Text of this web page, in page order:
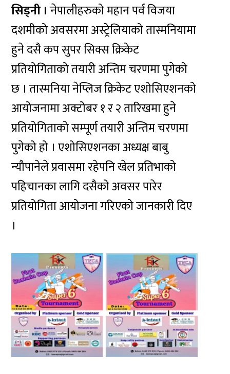
सिड्नी । नेपालीहरुको महान पर्व विजया
दशमीको अवसरमा अस्ट्रेलियाको तास्मनियामा
हुने दसै कप सुपर सिक्स क्रिकेट
प्रतियोगिताको तयारी अन्तिम चरणमा पुगेको
छ । तास्मनिया नेप्लिज क्रिकेट एशोसिएशनको
आयोजनामा अक्टोबर १ र २ तारिखमा हुने
प्रतियोगिताको सम्पूर्ण तयारी अन्तिम चरणमा
पुगेको हो । एशोसिएशनका अध्यक्ष बाबु
न्यौपानेले प्रवासमा रहेपनि खेल प्रतिभाको
पहिचानका लागि दसैको अवसर पारेर
प्रतियोगिता आयोजना गरिएको जानकारी दिए
।